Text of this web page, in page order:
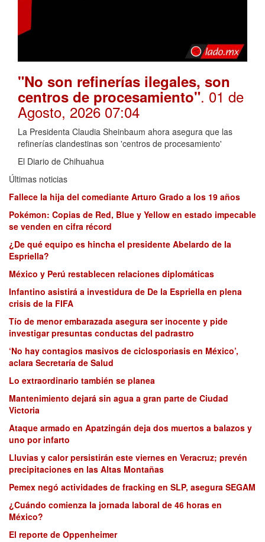
"No son refinerías ilegales, son
centros de procesamiento". 01 de
Agosto, 2026 07:04
La Presidenta Claudia Sheinbaum ahora asegura que las
refinerías clandestinas son 'centros de procesamiento'
El Diario de Chihuahua
Últimas noticias
Fallece la hija del comediante Arturo Grado a los 19 años
Pokémon: Copias de Red, Blue y Yellow en estado impecable
se venden en cifra récord
¿De qué equipo es hincha el presidente Abelardo de la
Espriella?
México y Perú restablecen relaciones diplomáticas
Infantino asistirá a investidura de De la Espriella en plena
crisis de la FIFA
Tío de menor embarazada asegura ser inocente y pide
investigar presuntas conductas del padrastro
‘No hay contagios masivos de ciclosporiasis en México’,
aclara Secretaría de Salud
Lo extraordinario también se planea
Mantenimiento dejará sin agua a gran parte de Ciudad
Victoria
Ataque armado en Apatzingán deja dos muertos a balazos y
uno por infarto
Lluvias y calor persistirán este viernes en Veracruz; prevén
precipitaciones en las Altas Montañas
Pemex negó actividades de fracking en SLP, asegura SEGAM
¿Cuándo comienza la jornada laboral de 46 horas en
México?
El reporte de Oppenheimer